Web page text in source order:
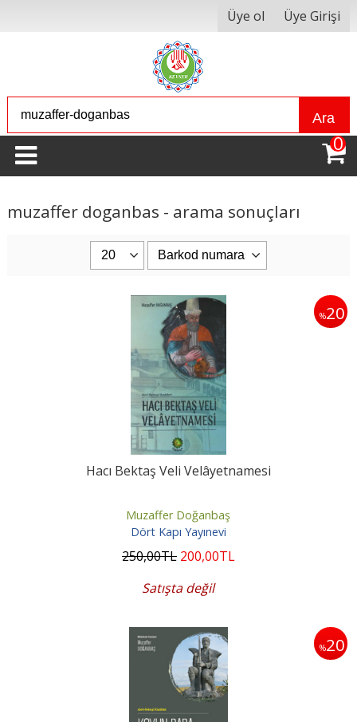
Üye ol Üye Girişi
Ara
0
muzaffer doganbas - arama sonuçları
%20
Hacı Bektaş Veli Velâyetnamesi
Muzaffer Doğanbaş
Dört Kapı Yayınevi
250,00TL 200,00TL
Satışta değil
%20